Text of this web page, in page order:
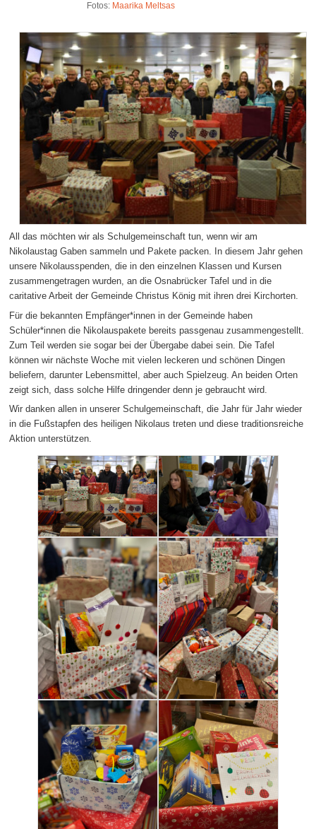
Fotos: Maarika Meltsas
All das möchten wir als Schulgemeinschaft tun, wenn wir am
Nikolaustag Gaben sammeln und Pakete packen. In diesem Jahr gehen
unsere Nikolausspenden, die in den einzelnen Klassen und Kursen
zusammengetragen wurden, an die Osnabrücker Tafel und in die
caritative Arbeit der Gemeinde Christus König mit ihren drei Kirchorten.
Für die bekannten Empfänger*innen in der Gemeinde haben
Schüler*innen die Nikolauspakete bereits passgenau zusammengestellt.
Zum Teil werden sie sogar bei der Übergabe dabei sein. Die Tafel
können wir nächste Woche mit vielen leckeren und schönen Dingen
beliefern, darunter Lebensmittel, aber auch Spielzeug. An beiden Orten
zeigt sich, dass solche Hilfe dringender denn je gebraucht wird.
Wir danken allen in unserer Schulgemeinschaft, die Jahr für Jahr wieder
in die Fußstapfen des heiligen Nikolaus treten und diese traditionsreiche
Aktion unterstützen.